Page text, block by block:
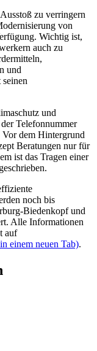
zu verringern
von
Wichtig ist,
auch zu
und
und
Telefonnummer
dem Hintergrund
Beratungen nur für
ist das Tragen einer
noch bis
Biedenkopf und
Alle Informationen
auf
einem neuen Tab).